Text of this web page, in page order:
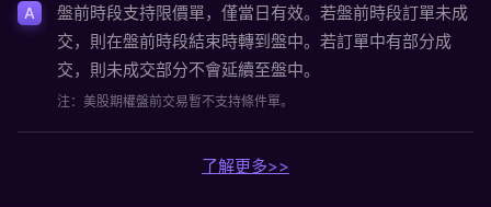
A
盤前時段支持限價單，僅當日有效。若盤前時段訂單未成
交，則在盤前時段結束時轉到盤中。若訂單中有部分成
交，則未成交部分不會延續至盤中。
注：美股期權盤前交易暫不支持條件單。
了解更多>>